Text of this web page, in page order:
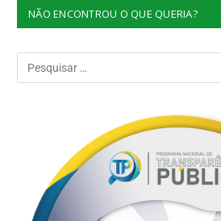
NÃO ENCONTROU O QUE QUERIA?